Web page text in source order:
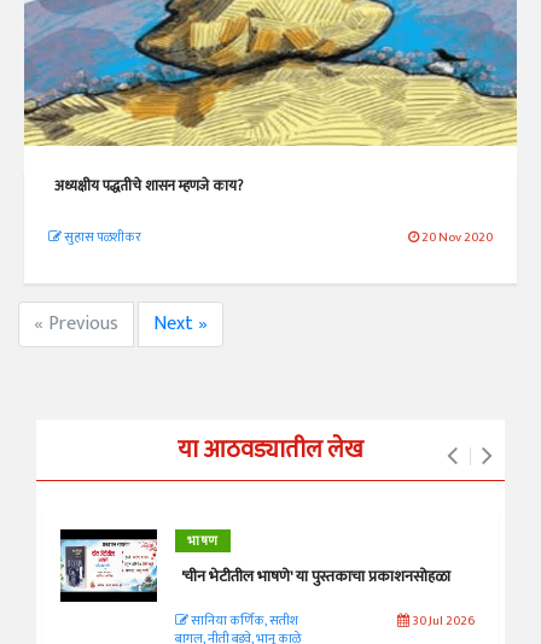
अध्यक्षीय पद्धतीचे शासन म्हणजे काय?
सुहास पळशीकर 20 Nov 2020
« Previous Next »
या आठवड्यातील लेख
भाषण
'चीन भेटीतील भाषणे' या पुस्तकाचा प्रकाशनसोहळा
सानिया कर्णिक, सतीश
बागल, नीती बडवे, भानू काळे
30 Jul 2026